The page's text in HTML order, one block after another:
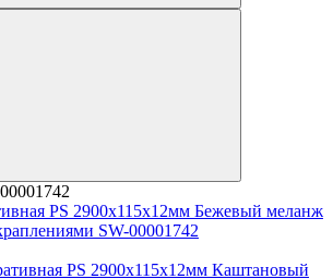
PS 2900х115х12мм Бежевый меланж
SW-00001742